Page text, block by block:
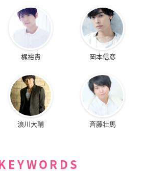
梶裕貴 岡本信彦
浪川大輔 斉藤壮馬
KEYWORDS